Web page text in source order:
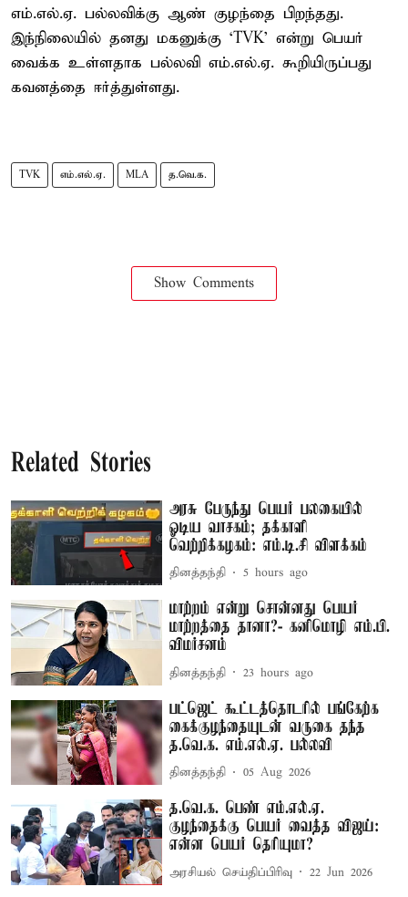
எம்.எல்.ஏ. பல்லவிக்கு ஆண் குழந்தை பிறந்தது.
இந்நிலையில் தனது மகனுக்கு ‘TVK’ என்று பெயர்
வைக்க உள்ளதாக பல்லவி எம்.எல்.ஏ. கூறியிருப்பது
கவனத்தை ஈர்த்துள்ளது.
TVK எம்.எல்.ஏ. MLA த.வெ.க.
Show Comments
Related Stories
அரசு பேருந்து பெயர் பலகையில்
ஓடிய வாசகம்; தக்காளி
வெற்றிக்கழகம்: எம்.டி.சி விளக்கம்
தினத்தந்தி 5 hours ago
மாற்றம் என்று சொன்னது பெயர்
மாற்றத்தை தானா?- கனிமொழி எம்.பி.
விமர்சனம்
தினத்தந்தி 23 hours ago
பட்ஜெட் கூட்டத்தொடரில் பங்கேற்க
கைக்குழந்தையுடன் வருகை தந்த
த.வெ.க. எம்.எல்.ஏ. பல்லவி
தினத்தந்தி 05 Aug 2026
த.வெ.க. பெண் எம்.எல்.ஏ.
குழந்தைக்கு பெயர் வைத்த விஜய்:
என்ன பெயர் தெரியுமா?
அரசியல் செய்திப்பிரிவு 22 Jun 2026